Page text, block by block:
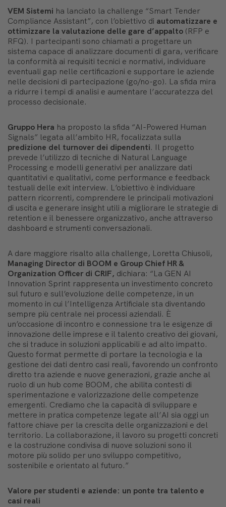
VEM Sistemi ha lanciato la challenge “Smart Tender
Compliance Assistant”, con l’obiettivo di automatizzare e
ottimizzare la valutazione delle gare d’appalto (RFP e
RFQ). I partecipanti sono chiamati a progettare un
sistema capace di analizzare documenti di gara, verificare
la conformità ai requisiti tecnici e normativi, individuare
eventuali gap nelle certificazioni e supportare le aziende
nelle decisioni di partecipazione (go/no-go). La sfida mira
a ridurre i tempi di analisi e aumentare l’accuratezza del
processo decisionale.
Gruppo Hera ha proposto la sfida “AI-Powered Human
Signals” legata all’ambito HR, focalizzata sulla
predizione del turnover dei dipendenti. Il progetto
prevede l’utilizzo di tecniche di Natural Language
Processing e modelli generativi per analizzare dati
quantitativi e qualitativi, come performance e feedback
testuali delle exit interview. L’obiettivo è individuare
pattern ricorrenti, comprendere le principali motivazioni
di uscita e generare insight utili a migliorare le strategie di
retention e il benessere organizzativo, anche attraverso
dashboard e strumenti conversazionali.
A dare maggiore risalto alla challenge, Loretta Chiusoli,
Managing Director di BOOM e Group Chief HR &
Organization Officer di CRIF, dichiara: “La GEN AI
Innovation Sprint rappresenta un investimento concreto
sul futuro e sull’evoluzione delle competenze, in un
momento in cui l’Intelligenza Artificiale sta diventando
sempre più centrale nei processi aziendali. È
un’occasione di incontro e connessione tra le esigenze di
innovazione delle imprese e il talento creativo dei giovani,
che si traduce in soluzioni applicabili e ad alto impatto.
Questo format permette di portare la tecnologia e la
gestione dei dati dentro casi reali, favorendo un confronto
diretto tra aziende e nuove generazioni, grazie anche al
ruolo di un hub come BOOM, che abilita contesti di
sperimentazione e valorizzazione delle competenze
emergenti. Crediamo che la capacità di sviluppare e
mettere in pratica competenze legate all’AI sia oggi un
fattore chiave per la crescita delle organizzazioni e del
territorio. La collaborazione, il lavoro su progetti concreti
e la costruzione condivisa di nuove soluzioni sono il
motore più solido per uno sviluppo competitivo,
sostenibile e orientato al futuro.”
Valore per studenti e aziende: un ponte tra talento e
casi reali